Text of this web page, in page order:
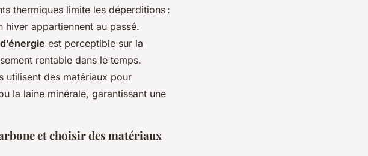
thermiques limite les déperditions :
hiver appartiennent au passé.
est perceptible sur la
rentable dans le temps.
utilisent des matériaux pour
la laine minérale, garantissant une
et choisir des matériaux